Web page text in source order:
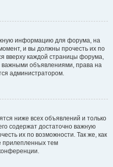
информацию для форума, на
и вы должны прочесть их по
вверху каждой страницы форума,
важными объявлениями, права на
администратором.
ниже всех объявлений и только
содержат достаточно важную
их по возможности. Так же, как
прилепленных тем